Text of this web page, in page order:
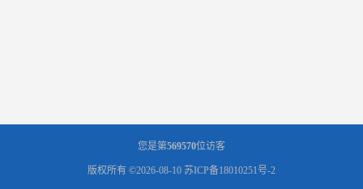
您是第569570位访客
版权所有 ©2026-08-10 苏ICP备18010251号-2